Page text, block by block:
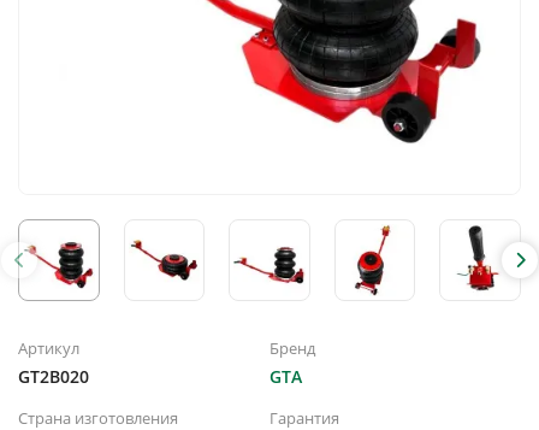
Артикул
GT2B020
Бренд
GTA
Страна изготовления Гарантия